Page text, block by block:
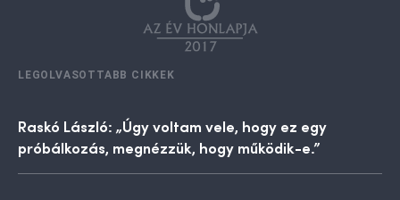
LEGOLVASOTTABB CIKKEK
Raskó László: „Úgy voltam vele, hogy ez egy
próbálkozás, megnézzük, hogy működik-e.”